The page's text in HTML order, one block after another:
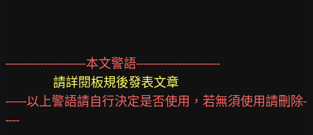
-----------------------本文警語------------------------
請詳閱板規後發表文章
------以上警語請自行決定是否使用，若無須使用請刪除-
----